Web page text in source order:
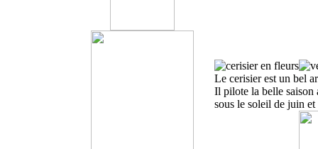
Le cerisier est un bel
Il pilotela belle saison
sous le soleil de juin